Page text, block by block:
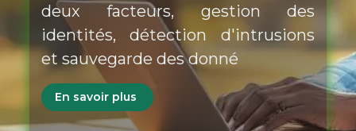
deux facteurs, gestion des
identités, détection d'intrusions
et sauvegarde des donné
En savoir plus